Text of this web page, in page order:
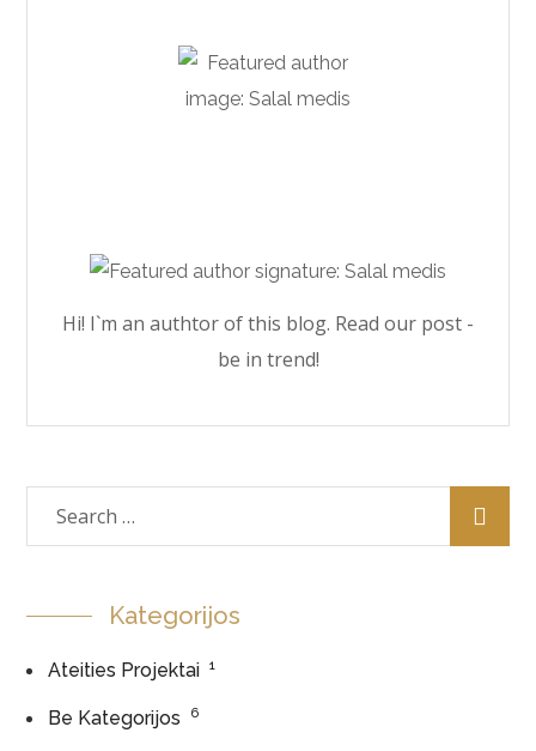
Hi! I`m an authtor of this blog. Read our post -
be in trend!
Kategorijos
Ateities Projektai 1
Be Kategorijos 6